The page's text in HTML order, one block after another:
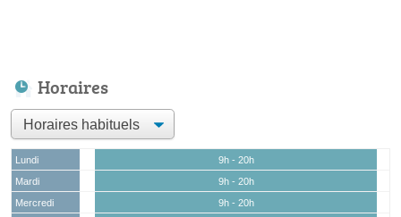
Horaires
Lundi
9h - 20h
Mardi
9h - 20h
Mercredi
9h - 20h